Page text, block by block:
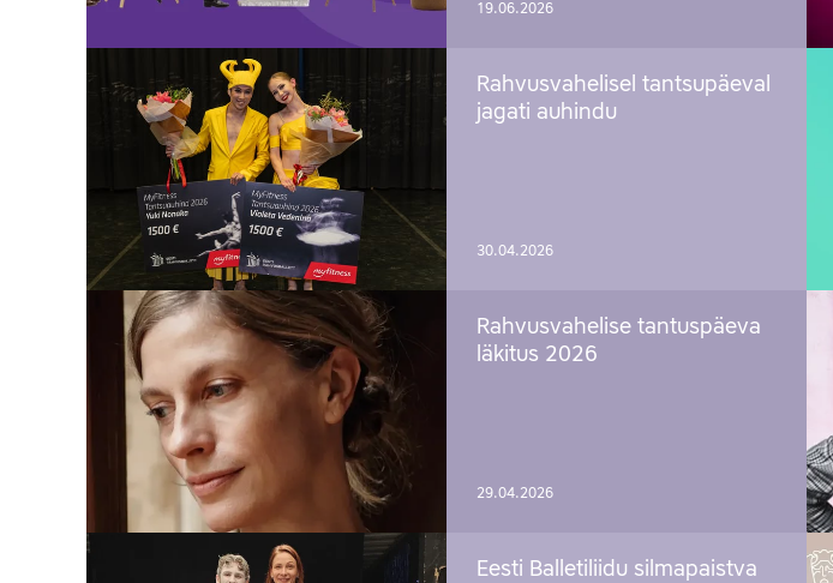
19.06.2026
Rahvusvahelisel tantsupäeval
jagati auhindu
30.04.2026
Rahvusvahelise tantuspäeva
läkitus 2026
29.04.2026
Eesti Balletiliidu silmapaistva